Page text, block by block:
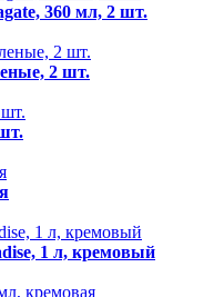
360 мл, 2 шт.
2 шт.
1 л, кремовый